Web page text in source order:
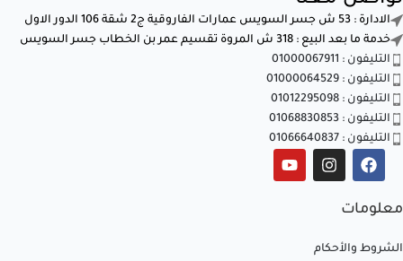
الادارة : 53 ش جسر السويس عمارات الفاروقية ج2 شقة 106 الدور الاول
خدمة ما بعد البيع : 318 ش المروة تقسيم عمر بن الخطاب جسر السويس
التليفون : 01000067911
التليفون : 01000064529
التليفون : 01012295098
التليفون : 01068830853
التليفون : 01066640837
معلومات
الشروط والأحكام